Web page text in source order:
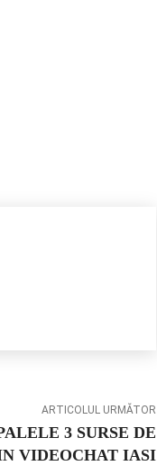
ARTICOLUL URMĂTOR
3 SURSE DE
VIDEOCHAT IASI